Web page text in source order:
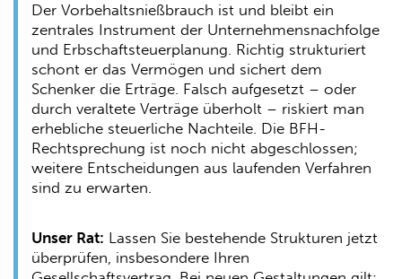
Der Vorbehaltsnießbrauch ist und bleibt ein
zentrales Instrument der Unternehmensnachfolge
und Erbschaftsteuerplanung. Richtig strukturiert
schont er das Vermögen und sichert dem
Schenker die Erträge. Falsch aufgesetzt – oder
durch veraltete Verträge überholt – riskiert man
erhebliche steuerliche Nachteile. Die BFH-
Rechtsprechung ist noch nicht abgeschlossen;
weitere Entscheidungen aus laufenden Verfahren
sind zu erwarten.
Unser Rat: Lassen Sie bestehende Strukturen jetzt
überprüfen, insbesondere Ihren